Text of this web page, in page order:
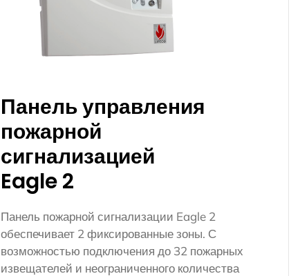
Панель управления
пожарной
сигнализацией
Eagle 2
Панель пожарной сигнализации Eagle 2
обеспечивает 2 фиксированные зоны. С
возможностью подключения до 32 пожарных
извещателей и неограниченного количества